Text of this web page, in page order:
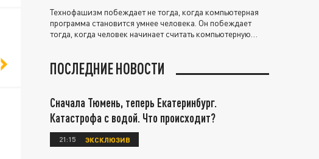
Технофашизм побеждает не тогда, когда компьютерная
программа становится умнее человека. Он побеждает
тогда, когда человек начинает считать компьютерную
ПОСЛЕДНИЕ НОВОСТИ
Сначала Тюмень, теперь Екатеринбург.
Катастрофа с водой. Что происходит?
21:15 ЭКСКЛЮЗИВ